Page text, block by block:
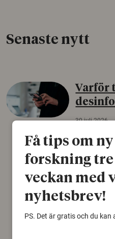
Senaste nytt
Varför
30 juli 2026
Personer
för rysk
från
europeiska
Få tips om ny
forskning tre
veckan med
nyhetsbrev!
PS. Det är gratis och du kan